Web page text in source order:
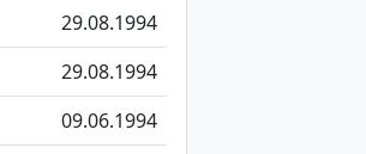
29.08.1994
29.08.1994
09.06.1994